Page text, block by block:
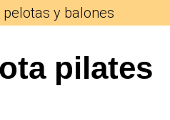
y balones
pilates